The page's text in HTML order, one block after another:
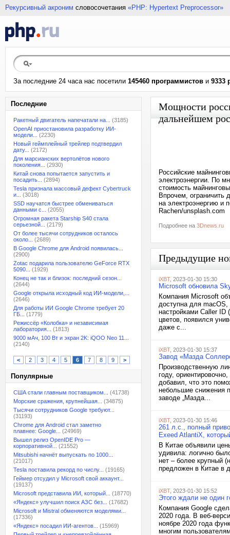
Рекурсивный акроним словосочетания «PHP: Hypertext Preprocessor»
За последние 24 часа нас посетили 145460 программистов и 9333
Последние
Ракетный двигатель напечатали на...
(3185)
OpenAI приостановила разработку ИИ-
модели...
(2230)
Новый геймплейный трейлер подтвердил
дату...
(2172)
Для марсианских вертолётов нового
поколения...
(2930)
Китай снова попытается запустить и
посадить...
(2894)
Tesla признала массовый дефект Cybertruck
и...
(3018)
SSD научатся быстрее обмениваться
данными с...
(2055)
Огромная ракета Starship S40 стала
серьезной...
(2179)
От более тысячи сотрудников осталось
около...
(2689)
В Google Chrome для Android появилась...
(2900)
Zotac подарила пользователю GeForce RTX
5090...
(1929)
Конец не так и близок: последний сезон...
(2644)
Google открыла исходный код ИИ-модели,...
(2646)
Для работы ИИ Google Chrome требует 20
ГБ...
(1779)
Режиссёр «Колобка» и независимая
лаборатория...
(1813)
9000 мАч, 100 Вт и экран 2K: iQOO Neo 11...
(2140)
< 2 3 4 5 6 7 8 9 >
Популярные
США стали главным поставщиком...
(41738)
Морские сражения, крупнейшая...
(34875)
Тысячи сотрудников Google требуют...
(31193)
Chrome для Android стал заметно
плавнее: Google...
(24969)
Вышел релиз OpenIDE Pro —
корпоративной...
(21552)
Mitsubishi начнёт выпускать по 1000...
(21017)
Tesla поставила рекорд по числу...
(19165)
Геймер отсудил у Microsoft свой аккаунт...
(19137)
Microsoft представила ИИ, который...
(18770)
«Яндекс» улучшил поиск АЗС без...
(17682)
Microsoft и Mistral обменяются моделями...
(17336)
«Яндекс» посадил ИИ-агентов...
(15969)
Мощности
дальнейшем
Российские
электроэнергии. По
стоимость
Впрочем,
на электроэнергию и
Rachen/unsplash.com
Подробнее на 3Dnews.ru
Предыдущие
iXBT, 2023-01-30 15:30
Microsoft обновила
Компания Microsoft
доступна для
настройками Caller ID
цветов, появился
даже с...
iXBT, 2023-01-30 15:37
Завод «Мазда
Производственную
году,
добавил, что это
небольшие снижения
заводе „Мазда...
iXBT, 2023-01-30 15:46
261 л.с., полный
Exeed AtlantiX,
В Китае объявили
удивила: логично
нет – более крупный
предложен в Китае в
iXBT, 2023-01-30 15:52
Этого ждали не один
Компания Google
2020 года. В веб-
ноябре 2020 года
многим